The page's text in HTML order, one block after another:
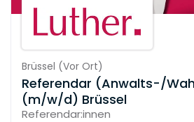
Brüssel (Vor Ort)
Referendar (Anwalts-/
(m/w/d) Brüssel
Referendar:innen